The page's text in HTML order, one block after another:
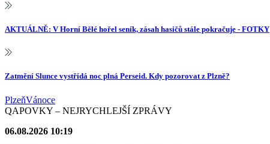
AKTUÁLNĚ: V Horní Bělé hořel seník, zásah hasičů stále pokračuje - FOTKY
Zatmění Slunce vystřídá noc plná Perseid. Kdy pozorovat z Plzně?
PlzeňVánoce
QAPOVKY – NEJRYCHLEJŠÍ ZPRÁVY
06.08.2026 10:19